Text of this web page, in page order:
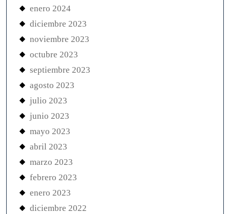
enero 2024
diciembre 2023
noviembre 2023
octubre 2023
septiembre 2023
agosto 2023
julio 2023
junio 2023
mayo 2023
abril 2023
marzo 2023
febrero 2023
enero 2023
diciembre 2022